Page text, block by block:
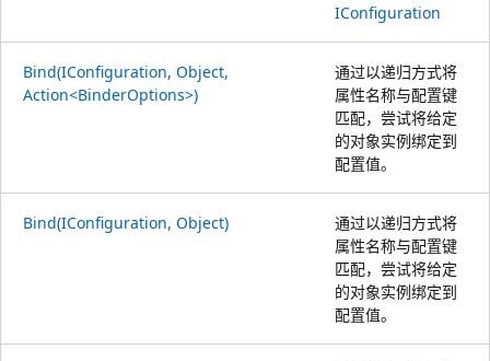
IConfiguration
Bind(IConfiguration, Object,
Action<BinderOptions>)
通过以递归方式将
属性名称与配置键
匹配，尝试将给定
的对象实例绑定到
配置值。
Bind(IConfiguration, Object)
通过以递归方式将
属性名称与配置键
匹配，尝试将给定
的对象实例绑定到
配置值。